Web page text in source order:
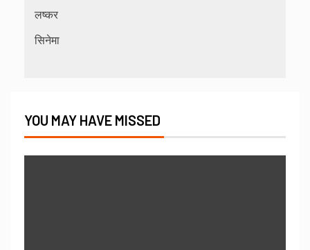
लष्कर
सिनेमा
YOU MAY HAVE MISSED